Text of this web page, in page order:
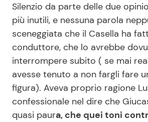
Salute
Viaggi e Turismo
Festività
Seguici
Silenzio da parte delle due
più inutili, e nessuna parola
sceneggiata che il Casella ha
conduttore, che lo avrebbe
interrompere subito ( se mai
avesse tenuto a non fargli fare
figura). Aveva proprio ragione
confessionale nel dire che
quasi paura, che quei toni